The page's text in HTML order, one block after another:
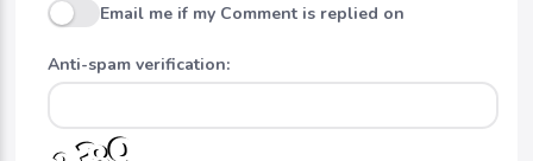
Email me if my Comment is replied on
Anti-spam verification: